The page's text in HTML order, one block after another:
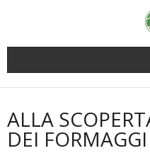
ALLA
DEI